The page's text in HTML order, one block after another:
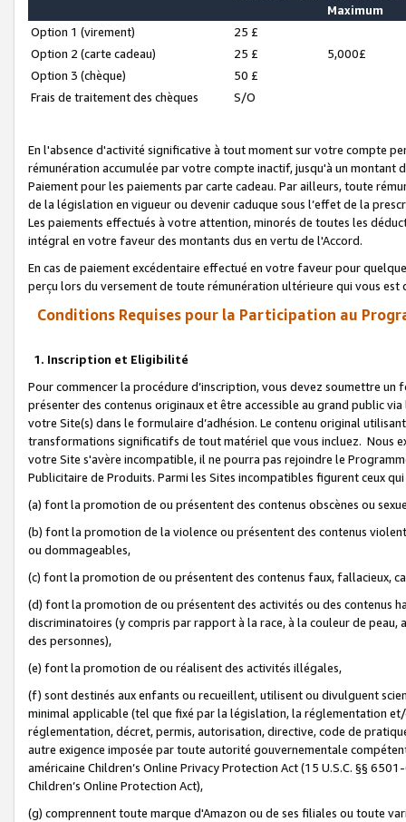
Maximum
Option 1 (virement)
25 £
Option 2 (carte cadeau)
25 £
5,000£
Option 3 (chèque)
50 £
Frais de traitement des chèques
S/O
En l'absence d'activité significative à tout moment sur votre compte
rémunération accumulée par votre compte inactif, jusqu'à un montant
Paiement pour les paiements par carte cadeau. Par ailleurs, toute
de la législation en vigueur ou devenir caduque sous l’effet de la
Les paiements effectués à votre attention, minorés de toutes les
intégral en votre faveur des montants dus en vertu de l'Accord.
En cas de paiement excédentaire effectué en votre faveur pour
perçu lors du versement de toute rémunération ultérieure qui vous est
Conditions Requises pour la Participation au
1. Inscription et Eligibilité
Pour commencer la procédure d’inscription, vous devez soumettre
présenter des contenus originaux et être accessible au grand public
votre Site(s) dans le formulaire d’adhésion. Le contenu original
transformations significatifs de tout matériel que vous incluez. Nous
votre Site s'avère incompatible, il ne pourra pas rejoindre le
Publicitaire de Produits. Parmi les Sites incompatibles figurent ceux
(a) font la promotion de ou présentent des contenus obscènes ou
(b) font la promotion de la violence ou présentent des contenus
ou dommageables,
(c) font la promotion de ou présentent des contenus faux, fallacieux,
(d) font la promotion de ou présentent des activités ou des contenus
discriminatoires (y compris par rapport à la race, à la couleur de
des personnes),
(e) font la promotion de ou réalisent des activités illégales,
(f) sont destinés aux enfants ou recueillent, utilisent ou divulguent
minimal applicable (tel que fixé par la législation, la réglementation
réglementation, décret, permis, autorisation, directive, code de
autre exigence imposée par toute autorité gouvernementale
américaine Children’s Online Privacy Protection Act (15 U.S.C. §§
Children’s Online Protection Act),
(g) comprennent toute marque d'Amazon ou de ses filiales ou toute